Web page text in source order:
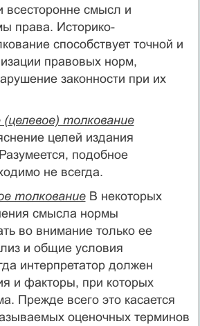
всесторонне смысл и
права. Историко-
способствует точной и
правовых норм,
законности при их
(целевое) толкование
целей издания
подобное
не всегда.
толкованиеВ некоторых
смысла нормы
во внимание только ее
и общие условия
интерпретатор должен
и факторы, при которых
Прежде всего это касается
оценочных терминов